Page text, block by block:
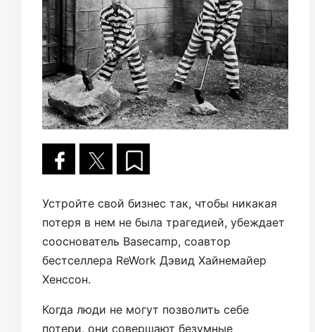
Устройте свой бизнес так, чтобы никакая
потеря в нем не была трагедией, убеждает
сооснователь Basecamp, соавтор
бестселлера ReWork Дэвид Хайнемайер
Хенссон.
Когда люди не могут позволить себе
потери, они совершают безумные